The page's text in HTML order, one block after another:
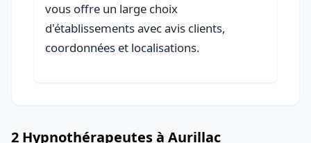
vous offre un large choix
d'établissements avec avis clients,
coordonnées et localisations.
2 Hypnothérapeutes à Aurillac